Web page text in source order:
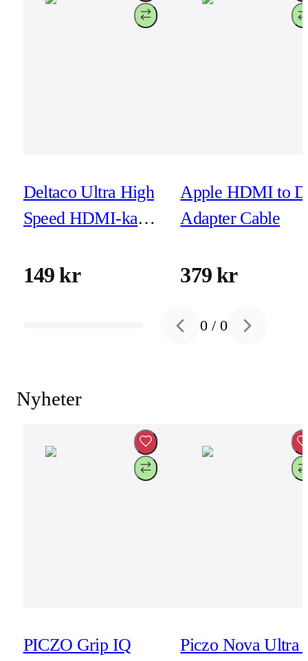
Deltaco Ultra High
Speed HDMI-kabel
8K vid 60Hz, 4K
149 kr
Apple HDMI to
Adapter Cable
379 kr
Previous slide
0 /0 Next slide
Nyheter
PICZO Grip IQ
Piczo Nova Ultra